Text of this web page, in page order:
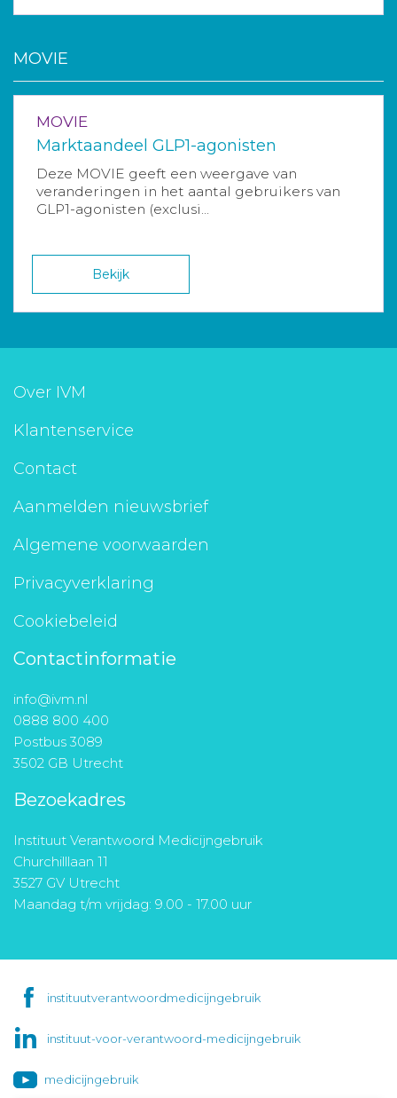
MOVIE
MOVIE
Marktaandeel GLP1-agonisten
Deze MOVIE geeft een weergave van
veranderingen in het aantal gebruikers van
GLP1-agonisten (exclusi...
Bekijk
Over IVM
Klantenservice
Contact
Aanmelden nieuwsbrief
Algemene voorwaarden
Privacyverklaring
Cookiebeleid
Contactinformatie
info@ivm.nl
0888 800 400
Postbus 3089
3502 GB Utrecht
Bezoekadres
Instituut Verantwoord Medicijngebruik
Churchilllaan 11
3527 GV Utrecht
Maandag t/m vrijdag: 9.00 - 17.00 uur
instituutverantwoordmedicijngebruik
instituut-voor-verantwoord-medicijngebruik
medicijngebruik